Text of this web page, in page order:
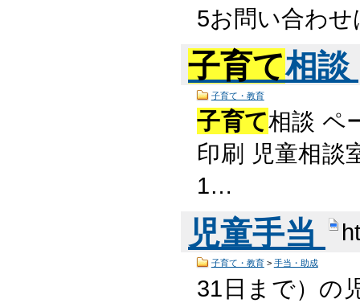
5お問い合わ
子育て相談
子育て・教育
子育て相談 ペ
印刷 児童相談
1…
児童手当
子育て・教育> 手当・助成
31日まで）の